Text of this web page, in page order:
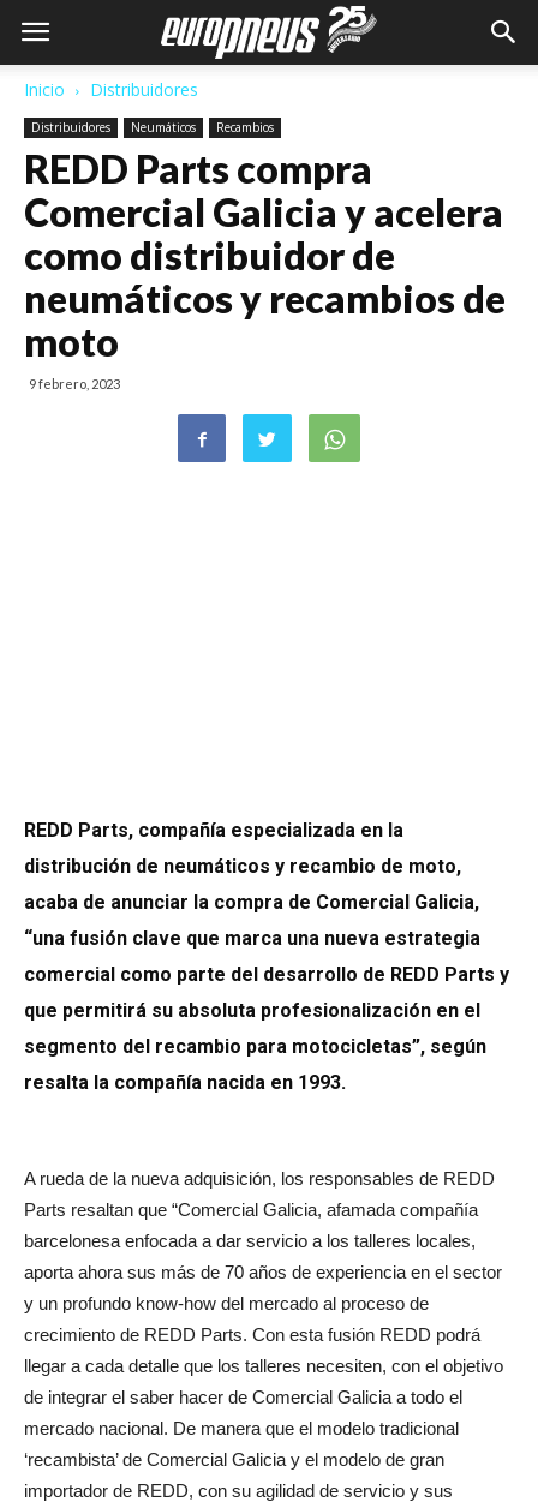
Inicio Distribuidores
Distribuidores Neumáticos Recambios
REDD Parts compra
Comercial Galicia y acelera
como distribuidor de
neumáticos y recambios de
moto
9 febrero, 2023
REDD Parts, compañía especializada en la
distribución de neumáticos y recambio de moto,
acaba de anunciar la compra de Comercial Galicia,
“una fusión clave que marca una nueva estrategia
comercial como parte del desarrollo de REDD Parts y
que permitirá su absoluta profesionalización en el
segmento del recambio para motocicletas”, según
resalta la compañía nacida en 1993.
A rueda de la nueva adquisición, los responsables de REDD
Parts resaltan que “Comercial Galicia, afamada compañía
barcelonesa enfocada a dar servicio a los talleres locales,
aporta ahora sus más de 70 años de experiencia en el sector
y un profundo know-how del mercado al proceso de
crecimiento de REDD Parts. Con esta fusión REDD podrá
llegar a cada detalle que los talleres necesiten, con el objetivo
de integrar el saber hacer de Comercial Galicia a todo el
mercado nacional. De manera que el modelo tradicional
‘recambista’ de Comercial Galicia y el modelo de gran
importador de REDD, con su agilidad de servicio y sus